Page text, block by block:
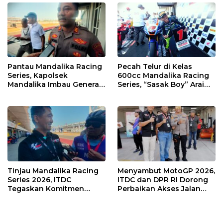
Pantau Mandalika Racing
Series, Kapolsek
Mandalika Imbau Generasi
Pecah Telur di Kelas
600cc Mandalika Racing
Series, “Sasak Boy” Arai
Tinjau Mandalika Racing
Series 2026, ITDC
Tegaskan Komitmen
Menyambut MotoGP 2026,
ITDC dan DPR RI Dorong
Perbaikan Akses Jalan